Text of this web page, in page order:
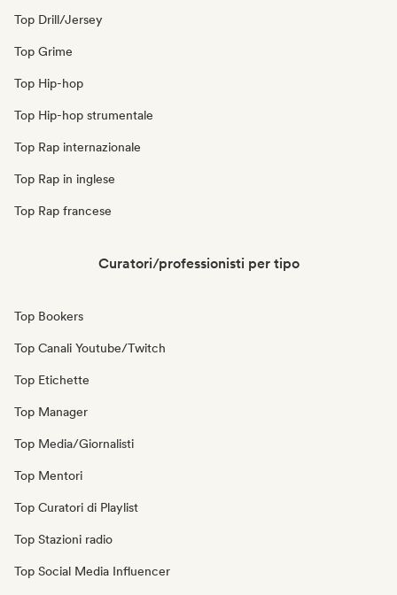
Top Drill/Jersey
Top Grime
Top Hip-hop
Top Hip-hop strumentale
Top Rap internazionale
Top Rap in inglese
Top Rap francese
Curatori/professionisti per tipo
Top Bookers
Top Canali Youtube/Twitch
Top Etichette
Top Manager
Top Media/Giornalisti
Top Mentori
Top Curatori di Playlist
Top Stazioni radio
Top Social Media Influencer